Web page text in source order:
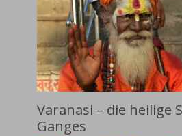
Varanasi – die heilige
Ganges